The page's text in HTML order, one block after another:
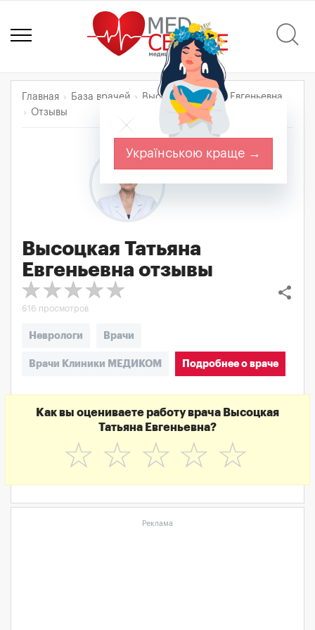
Главная База врачей
Высоцкая Татьяна Евгеньевна
Отзывы
Высоцкая Татьяна
Евгеньевна отзывы
share
616 просмотров
Неврологи Врачи
Врачи Клиники МЕДИКОМ Подробнее о враче
Как вы оцениваете работу врача Высоцкая
Татьяна Евгеньевна?
☆
☆
☆
☆
☆
Реклама
Українською краще →